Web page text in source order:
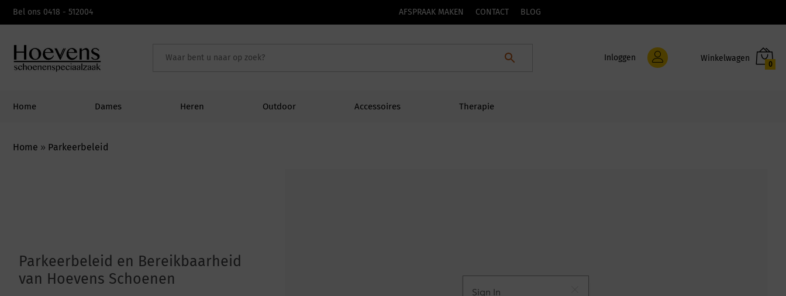
Bel ons 0418 - 512004 AFSPRAAK MAKEN CONTACT BLOG
Inloggen
0
Home Dames Heren Outdoor Accessoires Therapie
Home » Parkeerbeleid
Parkeerbeleid en Bereikbaarheid
van Hoevens Schoenen